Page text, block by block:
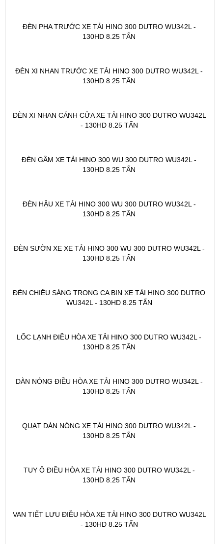
ĐÈN PHA TRƯỚC XE TẢI HINO 300 DUTRO WU342L -
130HD 8.25 TẤN
ĐÈN XI NHAN TRƯỚC XE TẢI HINO 300 DUTRO WU342L -
130HD 8.25 TẤN
ĐÈN XI NHAN CÁNH CỬA XE TẢI HINO 300 DUTRO WU342L
- 130HD 8.25 TẤN
ĐÈN GẦM XE TẢI HINO 300 WU 300 DUTRO WU342L -
130HD 8.25 TẤN
ĐÈN HẬU XE TẢI HINO 300 WU 300 DUTRO WU342L -
130HD 8.25 TẤN
ĐÈN SƯỜN XE XE TẢI HINO 300 WU 300 DUTRO WU342L -
130HD 8.25 TẤN
ĐÈN CHIẾU SÁNG TRONG CA BIN XE TẢI HINO 300 DUTRO
WU342L - 130HD 8.25 TẤN
LỐC LẠNH ĐIỀU HÒA XE TẢI HINO 300 DUTRO WU342L -
130HD 8.25 TẤN
DÀN NÓNG ĐIỀU HÒA XE TẢI HINO 300 DUTRO WU342L -
130HD 8.25 TẤN
QUẠT DÀN NÓNG XE TẢI HINO 300 DUTRO WU342L -
130HD 8.25 TẤN
TUY Ô ĐIỀU HÒA XE TẢI HINO 300 DUTRO WU342L -
130HD 8.25 TẤN
VAN TIẾT LƯU ĐIỀU HÒA XE TẢI HINO 300 DUTRO WU342L
- 130HD 8.25 TẤN